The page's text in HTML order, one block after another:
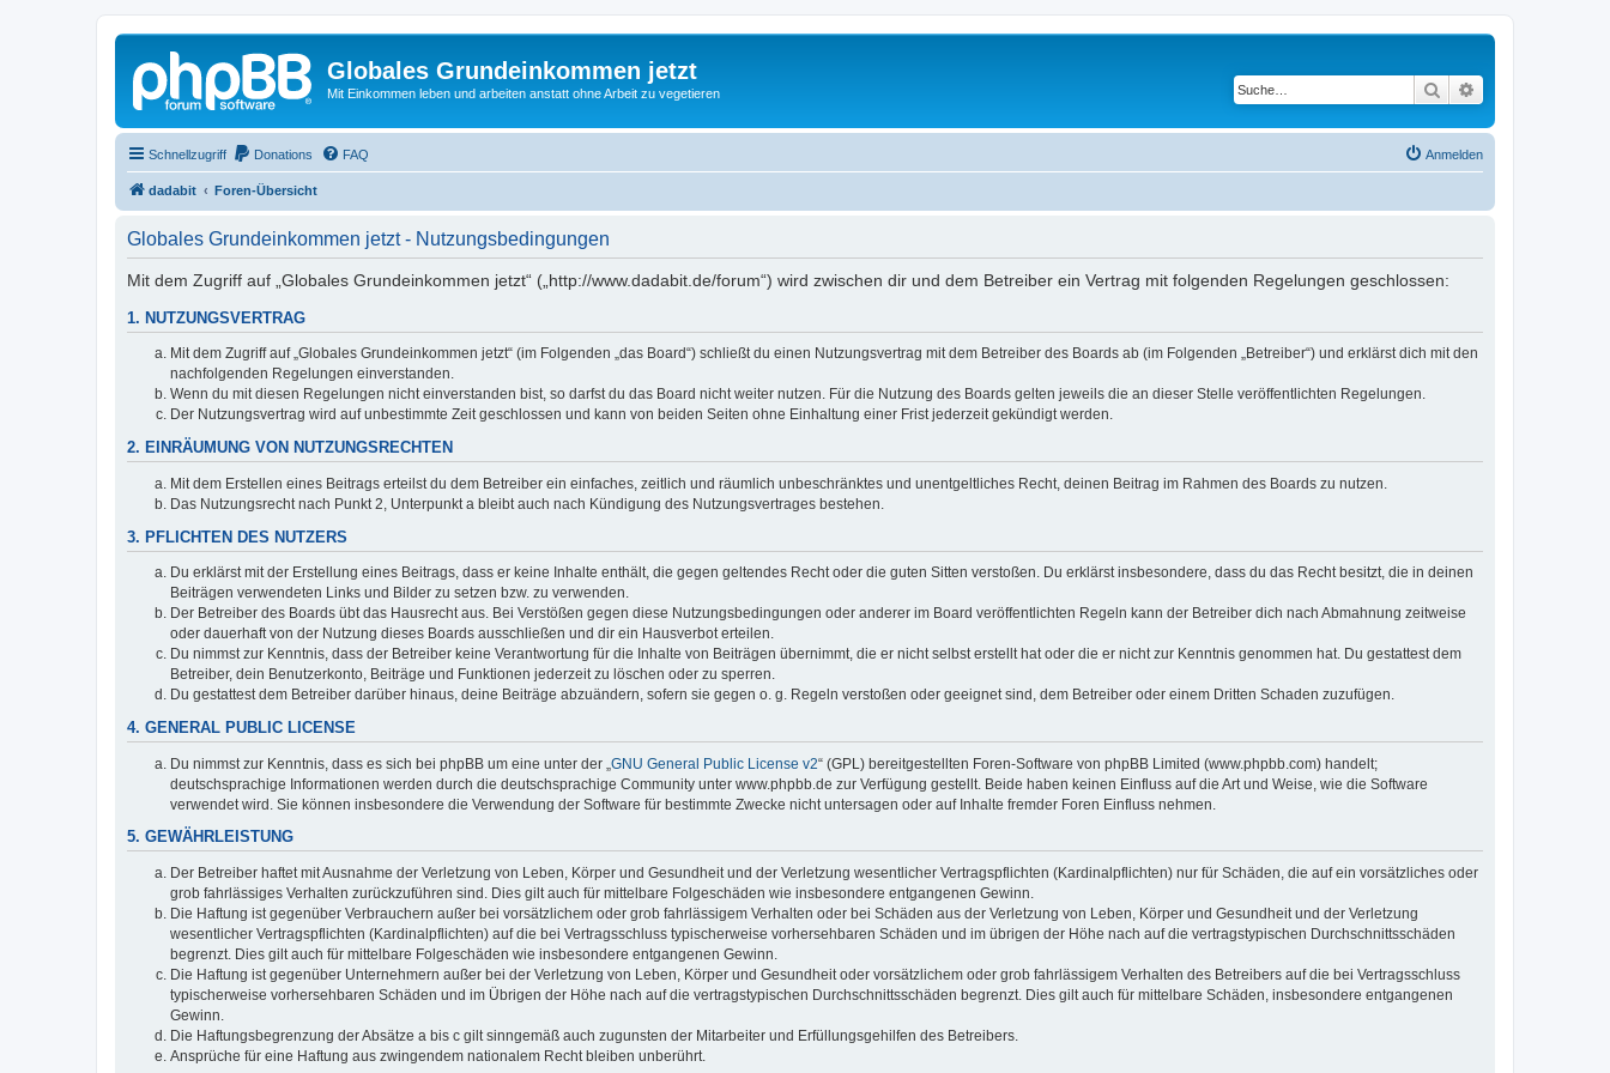
Globales Grundeinkommen jetzt
Mit Einkommen leben und arbeiten anstatt ohne Arbeit zu vegetieren Suche
Schnellzugriff Donations FAQ Anmelden
dadabit Foren-Übersicht
Globales Grundeinkommen jetzt - Nutzungsbedingungen
Mit dem Zugriff auf „Globales Grundeinkommen jetzt“ („http://www.dadabit.de/forum“) wird zwischen dir und dem Betreiber ein Vertrag mit folgenden Regelungen geschlossen:
1. NUTZUNGSVERTRAG
Mit dem Zugriff auf „Globales Grundeinkommen jetzt“ (im Folgenden „das Board“) schließt du einen Nutzungsvertrag mit dem Betreiber des Boards ab (im Folgenden „Betreiber“) und erklärst dich mit den
nachfolgenden Regelungen einverstanden.
Wenn du mit diesen Regelungen nicht einverstanden bist, so darfst du das Board nicht weiter nutzen. Für die Nutzung des Boards gelten jeweils die an dieser Stelle veröffentlichten Regelungen.
Der Nutzungsvertrag wird auf unbestimmte Zeit geschlossen und kann von beiden Seiten ohne Einhaltung einer Frist jederzeit gekündigt werden.
2. EINRÄUMUNG VON NUTZUNGSRECHTEN
Mit dem Erstellen eines Beitrags erteilst du dem Betreiber ein einfaches, zeitlich und räumlich unbeschränktes und unentgeltliches Recht, deinen Beitrag im Rahmen des Boards zu nutzen.
Das Nutzungsrecht nach Punkt 2, Unterpunkt a bleibt auch nach Kündigung des Nutzungsvertrages bestehen.
3. PFLICHTEN DES NUTZERS
Du erklärst mit der Erstellung eines Beitrags, dass er keine Inhalte enthält, die gegen geltendes Recht oder die guten Sitten verstoßen. Du erklärst insbesondere, dass du das Recht besitzt, die in deinen
Beiträgen verwendeten Links und Bilder zu setzen bzw. zu verwenden.
Der Betreiber des Boards übt das Hausrecht aus. Bei Verstößen gegen diese Nutzungsbedingungen oder anderer im Board veröffentlichten Regeln kann der Betreiber dich nach Abmahnung zeitweise
oder dauerhaft von der Nutzung dieses Boards ausschließen und dir ein Hausverbot erteilen.
Du nimmst zur Kenntnis, dass der Betreiber keine Verantwortung für die Inhalte von Beiträgen übernimmt, die er nicht selbst erstellt hat oder die er nicht zur Kenntnis genommen hat. Du gestattest dem
Betreiber, dein Benutzerkonto, Beiträge und Funktionen jederzeit zu löschen oder zu sperren.
Du gestattest dem Betreiber darüber hinaus, deine Beiträge abzuändern, sofern sie gegen o. g. Regeln verstoßen oder geeignet sind, dem Betreiber oder einem Dritten Schaden zuzufügen.
4. GENERAL PUBLIC LICENSE
Du nimmst zur Kenntnis, dass es sich bei phpBB um eine unter der „ GNU General Public License v2“ (GPL) bereitgestellten Foren-Software von phpBB Limited (www.phpbb.com) handelt;
deutschsprachige Informationen werden durch die deutschsprachige Community unter www.phpbb.de zur Verfügung gestellt. Beide haben keinen Einfluss auf die Art und Weise, wie die Software
verwendet wird. Sie können insbesondere die Verwendung der Software für bestimmte Zwecke nicht untersagen oder auf Inhalte fremder Foren Einfluss nehmen.
5. GEWÄHRLEISTUNG
Der Betreiber haftet mit Ausnahme der Verletzung von Leben, Körper und Gesundheit und der Verletzung wesentlicher Vertragspflichten (Kardinalpflichten) nur für Schäden, die auf ein vorsätzliches oder
grob fahrlässiges Verhalten zurückzuführen sind. Dies gilt auch für mittelbare Folgeschäden wie insbesondere entgangenen Gewinn.
Die Haftung ist gegenüber Verbrauchern außer bei vorsätzlichem oder grob fahrlässigem Verhalten oder bei Schäden aus der Verletzung von Leben, Körper und Gesundheit und der Verletzung
wesentlicher Vertragspflichten (Kardinalpflichten) auf die bei Vertragsschluss typischerweise vorhersehbaren Schäden und im übrigen der Höhe nach auf die vertragstypischen Durchschnittsschäden
begrenzt. Dies gilt auch für mittelbare Folgeschäden wie insbesondere entgangenen Gewinn.
Die Haftung ist gegenüber Unternehmern außer bei der Verletzung von Leben, Körper und Gesundheit oder vorsätzlichem oder grob fahrlässigem Verhalten des Betreibers auf die bei Vertragsschluss
typischerweise vorhersehbaren Schäden und im Übrigen der Höhe nach auf die vertragstypischen Durchschnittsschäden begrenzt. Dies gilt auch für mittelbare Schäden, insbesondere entgangenen
Gewinn.
Die Haftungsbegrenzung der Absätze a bis c gilt sinngemäß auch zugunsten der Mitarbeiter und Erfüllungsgehilfen des Betreibers.
Ansprüche für eine Haftung aus zwingendem nationalem Recht bleiben unberührt.